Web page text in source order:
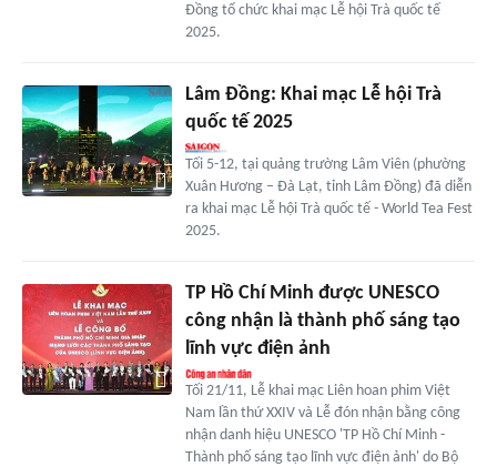
Đồng tổ chức khai mạc Lễ hội Trà quốc tế
2025.
Lâm Đồng: Khai mạc Lễ hội Trà
quốc tế 2025
Tối 5-12, tại quảng trường Lâm Viên (phường
Xuân Hương – Đà Lạt, tỉnh Lâm Đồng) đã diễn
ra khai mạc Lễ hội Trà quốc tế - World Tea Fest
2025.
TP Hồ Chí Minh được UNESCO
công nhận là thành phố sáng tạo
lĩnh vực điện ảnh
Tối 21/11, Lễ khai mạc Liên hoan phim Việt
Nam lần thứ XXIV và Lễ đón nhận bằng công
nhận danh hiệu UNESCO 'TP Hồ Chí Minh -
Thành phố sáng tạo lĩnh vực điện ảnh' do Bộ